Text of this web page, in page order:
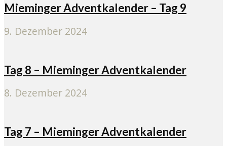
Mieminger Adventkalender – Tag 9
9. Dezember 2024
Tag 8 – Mieminger Adventkalender
8. Dezember 2024
Tag 7 – Mieminger Adventkalender